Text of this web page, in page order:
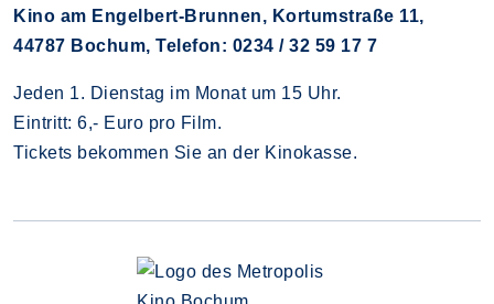
Kino am Engelbert-Brunnen, Kortumstraße 11,
44787 Bochum, Telefon: 0234 / 32 59 17 7
Jeden 1. Dienstag im Monat um 15 Uhr.
Eintritt: 6,- Euro pro Film.
Tickets bekommen Sie an der Kinokasse.